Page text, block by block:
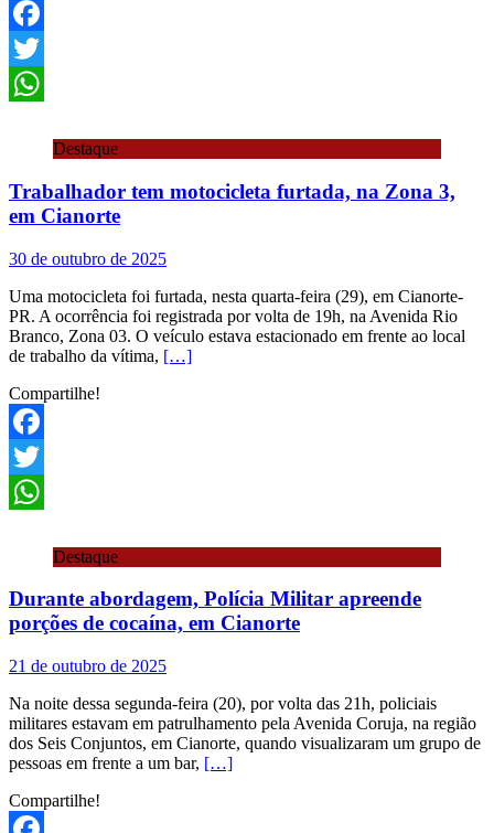
Facebook
Twitter
Destaque
Trabalhador tem motocicleta furtada, na Zona 3,
em Cianorte
30 de outubro de 2025
Uma motocicleta foi furtada, nesta quarta-feira (29), em Cianorte-
PR. A ocorrência foi registrada por volta de 19h, na Avenida Rio
Branco, Zona 03. O veículo estava estacionado em frente ao local
de trabalho da vítima, […]
Compartilhe!
Facebook
Twitter
Destaque
Durante abordagem, Polícia Militar apreende
porções de cocaína, em Cianorte
21 de outubro de 2025
Na noite dessa segunda-feira (20), por volta das 21h, policiais
militares estavam em patrulhamento pela Avenida Coruja, na região
dos Seis Conjuntos, em Cianorte, quando visualizaram um grupo de
pessoas em frente a um bar, […]
Compartilhe!